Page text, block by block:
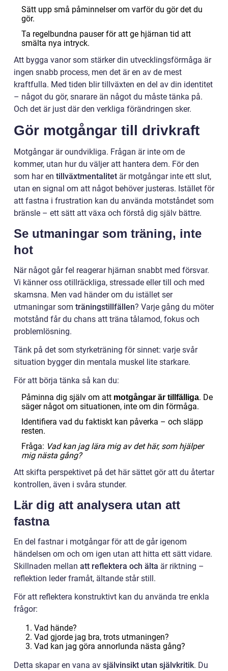
Sätt upp små påminnelser om varför du gör det du
gör.
Ta regelbundna pauser för att ge hjärnan tid att
smälta nya intryck.
Att bygga vanor som stärker din utvecklingsförmåga är
ingen snabb process, men det är en av de mest
kraftfulla. Med tiden blir tillväxten en del av din identitet
– något du gör, snarare än något du måste tänka på.
Och det är just där den verkliga förändringen sker.
Gör motgångar till drivkraft
Motgångar är oundvikliga. Frågan är inte om de
kommer, utan hur du väljer att hantera dem. För den
som har en tillväxtmentalitet är motgångar inte ett slut,
utan en signal om att något behöver justeras. Istället för
att fastna i frustration kan du använda motståndet som
bränsle – ett sätt att växa och förstå dig själv bättre.
Se utmaningar som träning, inte
hot
När något går fel reagerar hjärnan snabbt med försvar.
Vi känner oss otillräckliga, stressade eller till och med
skamsna. Men vad händer om du istället ser
utmaningar som träningstillfällen? Varje gång du möter
motstånd får du chans att träna tålamod, fokus och
problemlösning.
Tänk på det som styrketräning för sinnet: varje svår
situation bygger din mentala muskel lite starkare.
För att börja tänka så kan du:
Påminna dig själv om att motgångar är tillfälliga. De
säger något om situationen, inte om din förmåga.
Identifiera vad du faktiskt kan påverka – och släpp
resten.
Fråga: Vad kan jag lära mig av det här, som hjälper
mig nästa gång?
Att skifta perspektivet på det här sättet gör att du återtar
kontrollen, även i svåra stunder.
Lär dig att analysera utan att
fastna
En del fastnar i motgångar för att de går igenom
händelsen om och om igen utan att hitta ett sätt vidare.
Skillnaden mellan att reflektera och älta är riktning –
reflektion leder framåt, ältande står still.
För att reflektera konstruktivt kan du använda tre enkla
frågor:
Vad hände?
Vad gjorde jag bra, trots utmaningen?
Vad kan jag göra annorlunda nästa gång?
Detta skapar en vana av självinsikt utan självkritik. Du